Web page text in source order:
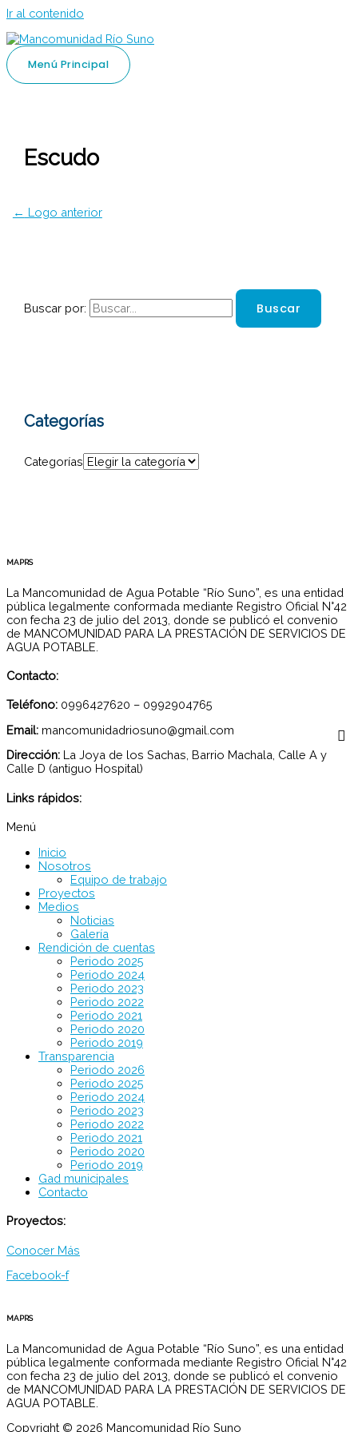
Ir al contenido
Menú Principal
Escudo
← Logo anterior
Buscar por:
Categorías
Categorías
MAPRS
La Mancomunidad de Agua Potable “Río Suno”, es una entidad
pública legalmente conformada mediante Registro Oficial N°42
con fecha 23 de julio del 2013, donde se publicó el convenio
de MANCOMUNIDAD PARA LA PRESTACIÓN DE SERVICIOS DE
AGUA POTABLE.
Contacto:
Teléfono: 0996427620 – 0992904765
Email: mancomunidadriosuno@gmail.com
Dirección: La Joya de los Sachas, Barrio Machala, Calle A y
Calle D (antiguo Hospital)
Links rápidos:
Menú
Inicio
Nosotros
Equipo de trabajo
Proyectos
Medios
Noticias
Galería
Rendición de cuentas
Periodo 2025
Periodo 2024
Periodo 2023
Periodo 2022
Periodo 2021
Periodo 2020
Periodo 2019
Transparencia
Periodo 2026
Periodo 2025
Periodo 2024
Periodo 2023
Periodo 2022
Periodo 2021
Periodo 2020
Periodo 2019
Gad municipales
Contacto
Proyectos:
Conocer Más
Facebook-f
MAPRS
La Mancomunidad de Agua Potable “Río Suno”, es una entidad
pública legalmente conformada mediante Registro Oficial N°42
con fecha 23 de julio del 2013, donde se publicó el convenio
de MANCOMUNIDAD PARA LA PRESTACIÓN DE SERVICIOS DE
AGUA POTABLE.
Copyright © 2026 Mancomunidad Río Suno